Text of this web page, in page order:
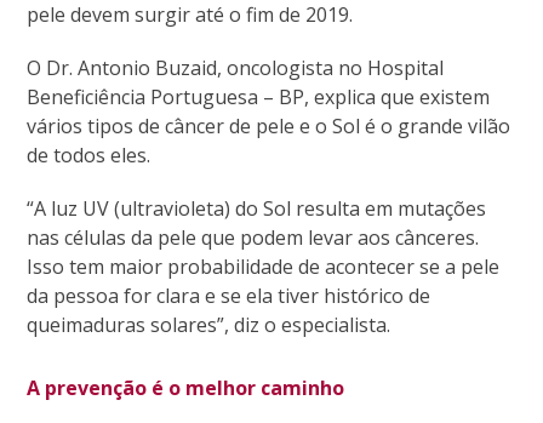
pele devem surgir até o fim de 2019.
O Dr. Antonio Buzaid, oncologista no Hospital
Beneficiência Portuguesa – BP, explica que existem
vários tipos de câncer de pele e o Sol é o grande vilão
de todos eles.
“A luz UV (ultravioleta) do Sol resulta em mutações
nas células da pele que podem levar aos cânceres.
Isso tem maior probabilidade de acontecer se a pele
da pessoa for clara e se ela tiver histórico de
queimaduras solares”, diz o especialista.
A prevenção é o melhor caminho